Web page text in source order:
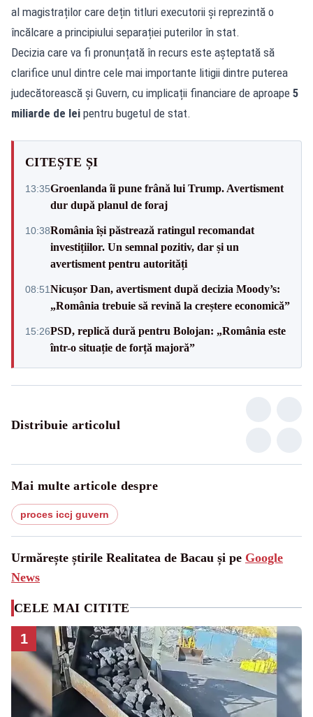
al magistraților care dețin titluri executorii și reprezintă o
încălcare a principiului separației puterilor în stat.
Decizia care va fi pronunțată în recurs este așteptată să
clarifice unul dintre cele mai importante litigii dintre puterea
judecătorească și Guvern, cu implicații financiare de aproape 5
miliarde de lei pentru bugetul de stat.
CITEȘTE ȘI
13:35Groenlanda îi pune frână lui Trump. Avertisment
dur după planul de foraj
10:38România își păstrează ratingul recomandat
investițiilor. Un semnal pozitiv, dar și un
avertisment pentru autorități
08:51Nicușor Dan, avertisment după decizia Moody’s:
„România trebuie să revină la creștere economică”
15:26PSD, replică dură pentru Bolojan: „România este
într-o situație de forță majoră”
Distribuie articolul
Mai multe articole despre
proces iccj guvern
Urmărește știrile Realitatea de Bacau și pe Google
News
CELE MAI CITITE
1